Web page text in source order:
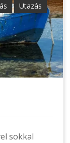
Utazás
sokkal